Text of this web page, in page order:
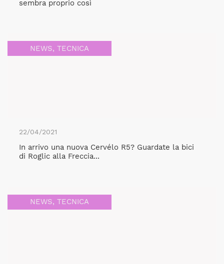
sembra proprio così
NEWS, TECNICA
22/04/2021
In arrivo una nuova Cervélo R5? Guardate la bici
di Roglic alla Freccia...
NEWS, TECNICA